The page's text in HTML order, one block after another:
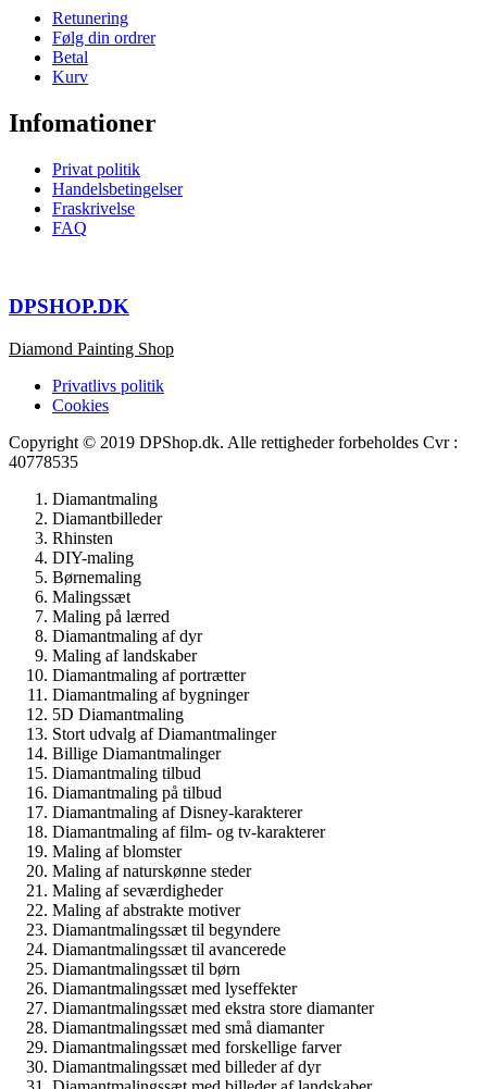
Retunering
Følg din ordrer
Betal
Kurv
Infomationer
Privat politik
Handelsbetingelser
Fraskrivelse
FAQ
DPSHOP.DK
Diamond Painting Shop
Privatlivs politik
Cookies
Copyright © 2019 DPShop.dk. Alle rettigheder forbeholdes Cvr :
40778535
Diamantmaling
Diamantbilleder
Rhinsten
DIY-maling
Børnemaling
Malingssæt
Maling på lærred
Diamantmaling af dyr
Maling af landskaber
Diamantmaling af portrætter
Diamantmaling af bygninger
5D Diamantmaling
Stort udvalg af Diamantmalinger
Billige Diamantmalinger
Diamantmaling tilbud
Diamantmaling på tilbud
Diamantmaling af Disney-karakterer
Diamantmaling af film- og tv-karakterer
Maling af blomster
Maling af naturskønne steder
Maling af seværdigheder
Maling af abstrakte motiver
Diamantmalingssæt til begyndere
Diamantmalingssæt til avancerede
Diamantmalingssæt til børn
Diamantmalingssæt med lyseffekter
Diamantmalingssæt med ekstra store diamanter
Diamantmalingssæt med små diamanter
Diamantmalingssæt med forskellige farver
Diamantmalingssæt med billeder af dyr